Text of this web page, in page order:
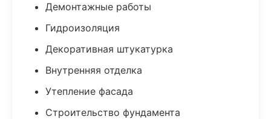
Демонтажные работы
Гидроизоляция
Декоративная штукатурка
Внутренняя отделка
Утепление фасада
Строительство фундамента